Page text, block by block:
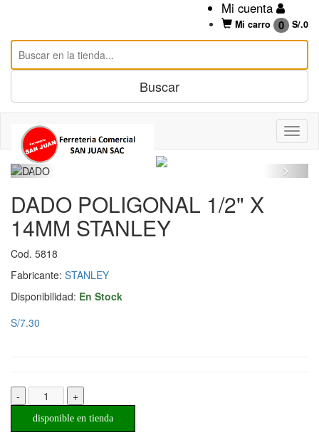
Mi cuenta
Mi carro 0 S/.0
DADO POLIGONAL 1/2" X
14MM STANLEY
Cod. 5818
Fabricante: STANLEY
Disponibilidad: En Stock
S/7.30
- +
disponible en tienda